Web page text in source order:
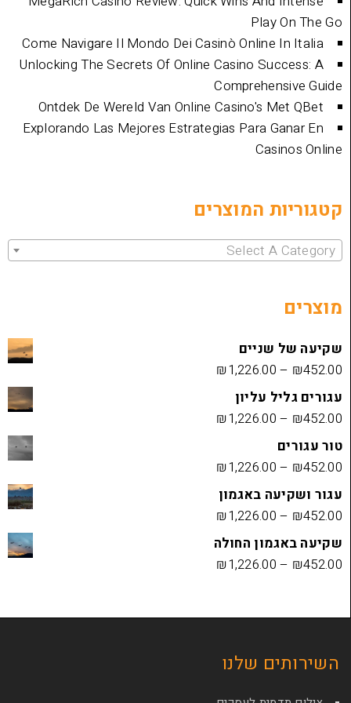
Come Navigare Il Mondo Dei Casinò
Unlocking The Secrets Of Online Casino
Ontdek De Wereld Van Online Casino's
Explorando Las Mejores Estrategias Para
המוצרים
Select
₪1,226.00
עליון
₪1,226.00
₪1,226.00
באגמון
₪1,226.00
החולה
₪1,226.00
שלנו